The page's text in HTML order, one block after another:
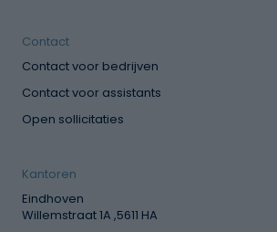
Contact
Contact voor bedrijven
Contact voor assistants
Open sollicitaties
Kantoren
Eindhoven
Willemstraat 1A ,5611 HA